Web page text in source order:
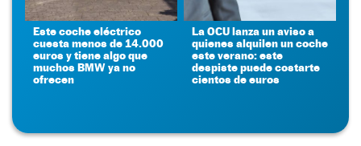
Este coche eléctrico
cuesta menos de 14.000
euros y tiene algo que
muchos BMW ya no
ofrecen
La OCU lanza un aviso a
quienes alquilen un coche
este verano: este
despiste puede costarte
cientos de euros